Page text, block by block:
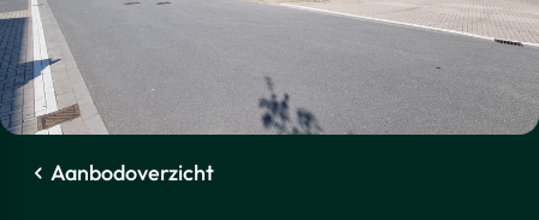
Aanbodoverzicht